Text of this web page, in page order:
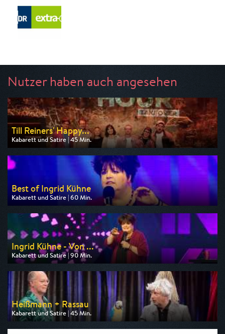
Nutzer haben auch angesehen
Till Reiners' Happy...
Kabarett und Satire | 45 Min.
Ausgestrahlt von 3sat
am 09.08.2026, 20:15
Best of Ingrid Kühne
Kabarett und Satire | 60 Min.
Ausgestrahlt von WDR
am 10.08.2026, 22:15
Ingrid Kühne - Von ...
Kabarett und Satire | 90 Min.
Ausgestrahlt von WDR
am 10.08.2026, 23:15
Heißmann + Rassau
Kabarett und Satire | 45 Min.
Ausgestrahlt von BR
am 10.08.2026, 00:05